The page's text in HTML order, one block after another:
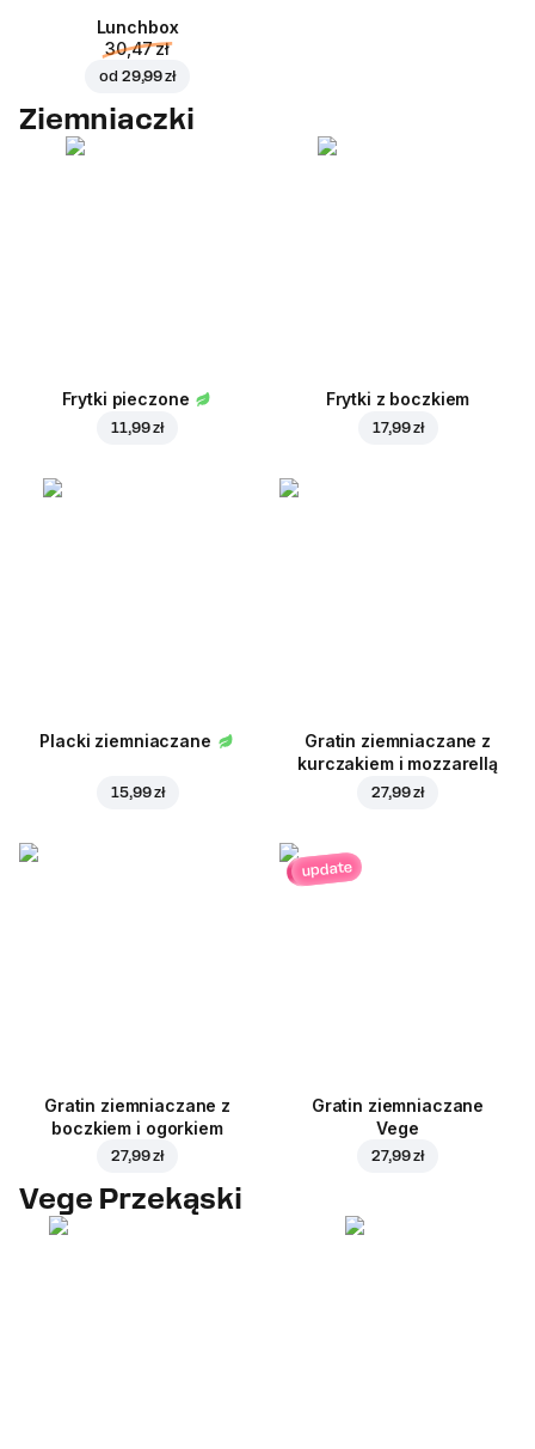
Lunchbox
30,47 zł
od 29,99 zł
Ziemniaczki
Frytki pieczone
11,99 zł
Frytki z boczkiem
17,99 zł
Placki ziemniaczane
15,99 zł
Gratin ziemniaczane z
kurczakiem i mozzarellą
27,99 zł
Gratin ziemniaczane z
boczkiem i ogorkiem
27,99 zł
update
Gratin ziemniaczane
Vege
27,99 zł
Vege Przekąski